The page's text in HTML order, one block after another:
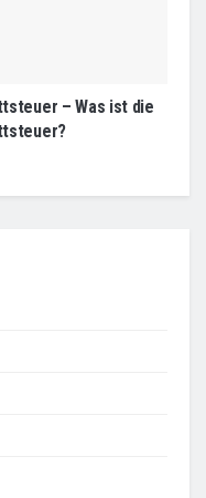
– Was ist die